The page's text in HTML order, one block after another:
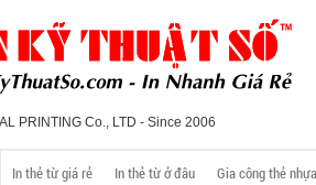
PRINTING Co., LTD - Since 2006
In thẻ từ giá rẻ In thẻ từ ở đâu Gia công thẻ nhựa